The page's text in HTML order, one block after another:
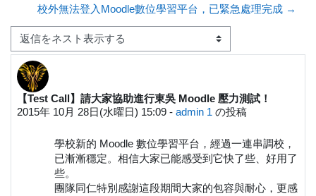
校外無法登入Moodle數位學習平台，已緊急處理完成 →
表示モード
【Test Call】請大家協助進行東吳 Moodle 壓力測試！
2015年 10月 28日(水曜日) 15:09 - admin 1 の投稿
返信数: 0
學校新的 Moodle 數位學習平台，經過一連串調校，
已漸漸穩定。相信大家已能感受到它快了些、好用了
些。
團隊同仁特別感謝這段期間大家的包容與耐心，更感